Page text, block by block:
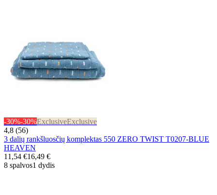
-30%-30%ExclusiveExclusive
4,8 (56)
3 dalių rankšluosčių komplektas 550 ZERO TWIST T0207-BLUE
HEAVEN
11,54 €16,49 €
8 spalvos1 dydis